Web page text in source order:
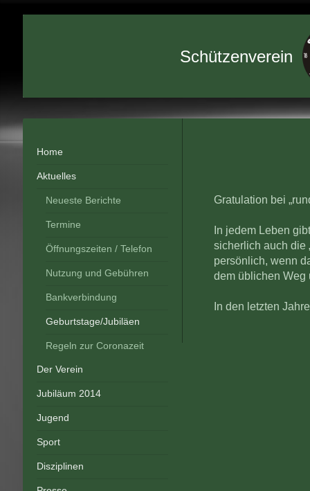
Home
Aktuelles
Neueste Berichte
Termine
Öffnungszeiten / Telefon
Nutzung und Gebühren
Bankverbindung
Geburtstage/Jubiläen
Regeln zur Coronazeit
Der Verein
Jubiläum 2014
Jugend
Sport
Disziplinen
Gratulation bei
In jedem Leben
sicherlich auch die
persönlich, wenn
dem üblichen Weg
In den letzten